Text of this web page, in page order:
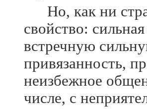
Но, как ни
свойство:
встречную
привязанность,
неизбежное
числе, с